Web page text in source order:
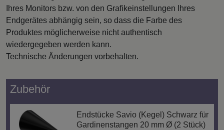
Ihres Monitors bzw. von den Grafikeinstellungen Ihres
Endgerätes abhängig sein, so dass die Farbe des
Produktes möglicherweise nicht authentisch
wiedergegeben werden kann.
Technische Änderungen vorbehalten.
Zubehör
Endstücke Savio (Kegel) Schwarz für
Gardinenstangen 20 mm Ø (2 Stück)